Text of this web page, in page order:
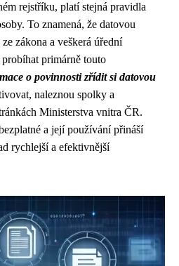
rejstříku, platí stejná pravidla
To znamená, že datovou
zákona a veškerá úřední
primárně touto
o povinnosti zřídit si datovou
naleznou spolky a
Ministerstva vnitra ČR.
a její používání přináší
rychlejší a efektivnější